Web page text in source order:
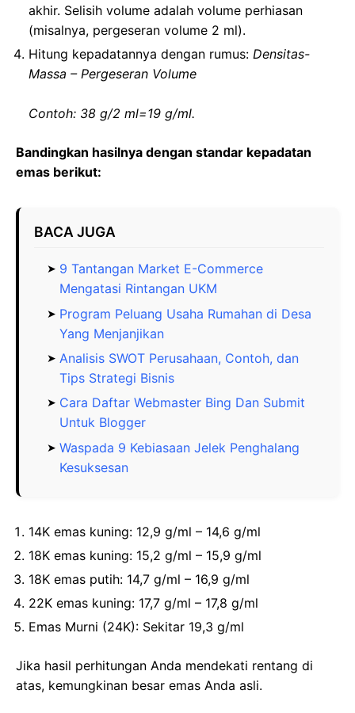
akhir. Selisih volume adalah volume perhiasan
(misalnya, pergeseran volume 2 ml).
Hitung kepadatannya dengan rumus: Densitas-
Massa – Pergeseran Volume
Contoh: 38 g/2 ml=19 g/ml.
Bandingkan hasilnya dengan standar kepadatan
emas berikut:
BACA JUGA
9 Tantangan Market E-Commerce
Mengatasi Rintangan UKM
Program Peluang Usaha Rumahan di Desa
Yang Menjanjikan
Analisis SWOT Perusahaan, Contoh, dan
Tips Strategi Bisnis
Cara Daftar Webmaster Bing Dan Submit
Untuk Blogger
Waspada 9 Kebiasaan Jelek Penghalang
Kesuksesan
14K emas kuning: 12,9 g/ml – 14,6 g/ml
18K emas kuning: 15,2 g/ml – 15,9 g/ml
18K emas putih: 14,7 g/ml – 16,9 g/ml
22K emas kuning: 17,7 g/ml – 17,8 g/ml
Emas Murni (24K): Sekitar 19,3 g/ml
Jika hasil perhitungan Anda mendekati rentang di
atas, kemungkinan besar emas Anda asli.